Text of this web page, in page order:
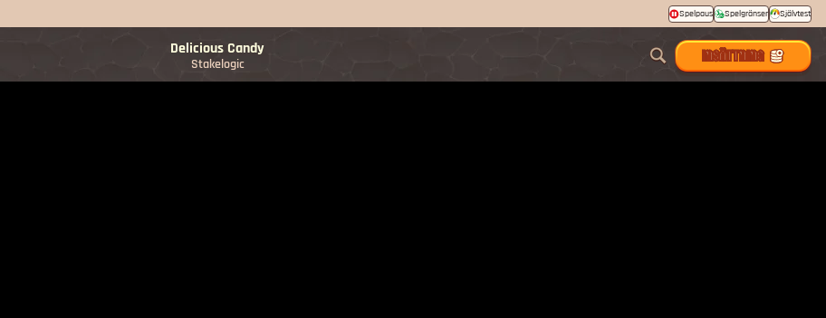
Spelpaus Spelgränser Självtest
Delicious Candy
Stakelogic INSÄTTNING